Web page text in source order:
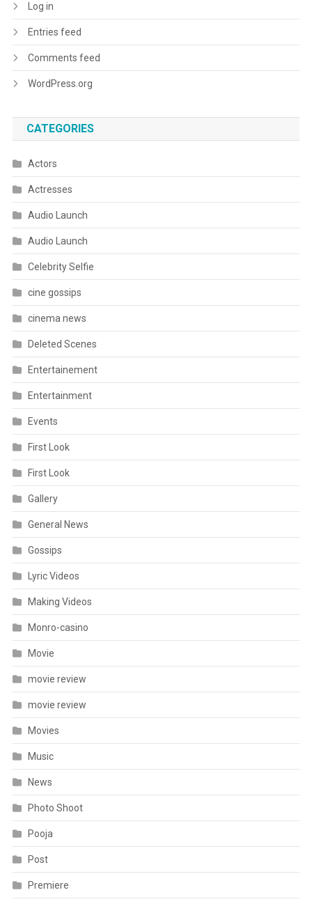
Log in
Entries feed
Comments feed
WordPress.org
CATEGORIES
Actors
Actresses
Audio Launch
Audio Launch
Celebrity Selfie
cine gossips
cinema news
Deleted Scenes
Entertainement
Entertainment
Events
First Look
First Look
Gallery
General News
Gossips
Lyric Videos
Making Videos
Monro-casino
Movie
movie review
movie review
Movies
Music
News
Photo Shoot
Pooja
Post
Premiere